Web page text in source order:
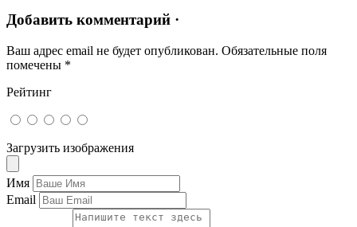
Добавить комментарий ·
Ваш адрес email не будет опубликован. Обязательные поля
помечены *
Рейтинг
Загрузить изображения
Имя
Email